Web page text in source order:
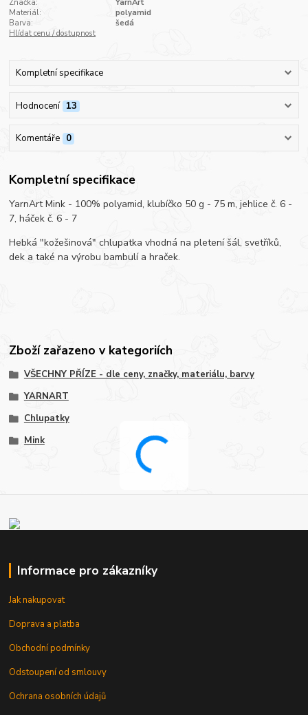
Značka:
YarnArt
Materiál:
polyamid
Barva:
šedá
Hlídat cenu / dostupnost
Kompletní specifikace
Hodnocení 13
Komentáře 0
Kompletní specifikace
YarnArt Mink - 100% polyamid, klubíčko 50 g - 75 m, jehlice č. 6 -
7, háček č. 6 - 7
Hebká "kožešinová" chlupatka vhodná na pletení šál, svetříků,
dek a také na výrobu bambulí a hraček.
Zboží zařazeno v kategoriích
VŠECHNY PŘÍZE - dle ceny, značky, materiálu, barvy
YARNART
Chlupatky
Mink
Informace pro zákazníky
Jak nakupovat
Doprava a platba
Obchodní podmínky
Odstoupení od smlouvy
Ochrana osobních údajů